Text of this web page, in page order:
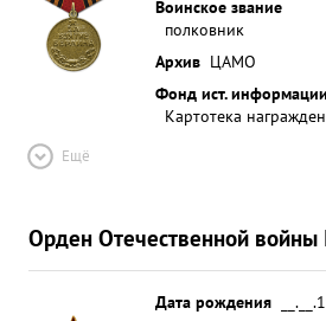
Воинское звание
полковник
Архив ЦАМО
Фонд ист. информации
Картотека
Ещё
Орден Отечественной войны
Дата рождения